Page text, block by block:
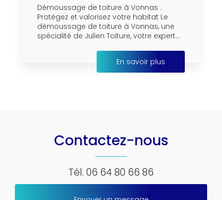
Démoussage de toiture à Vonnas :
Protégez et valorisez votre habitat Le
démoussage de toiture à Vonnas, une
spécialité de Julien Toiture, votre expert...
En savoir plus
Contactez-nous
Tél. 06 64 80 66 86